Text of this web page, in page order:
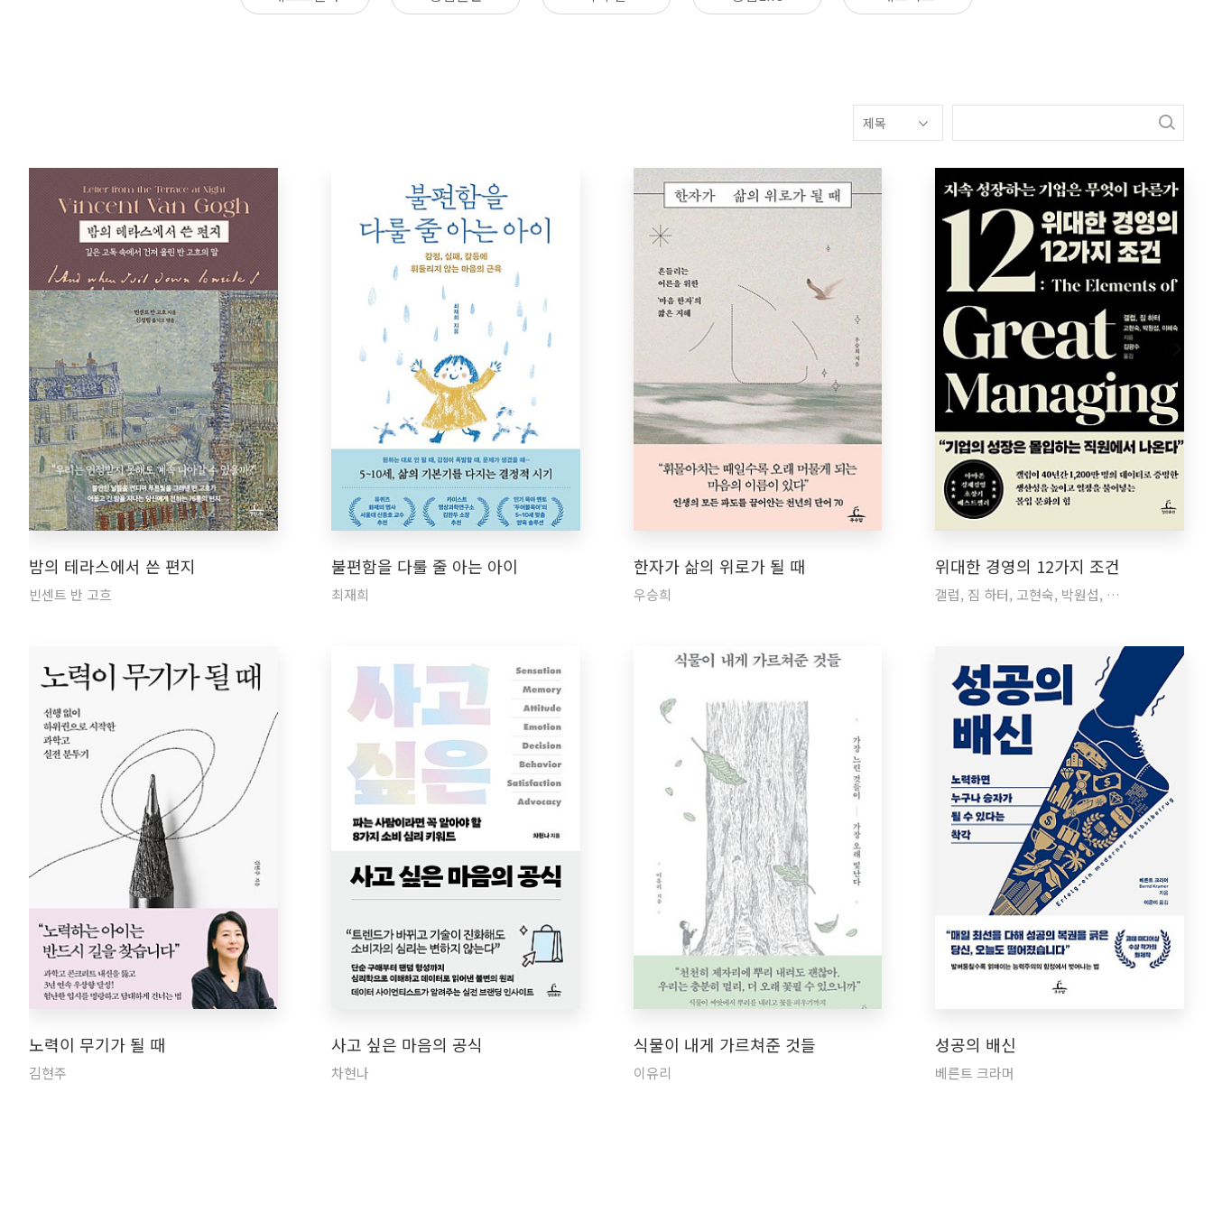
밤의 테라스에서 쓴 편지
빈센트 반 고흐
불편함을 다룰 줄 아는 아이
최재희
한자가 삶의 위로가 될 때
우승희
위대한 경영의 12가지 조건
갤럽, 짐 하터, 고현숙, 박원섭, …
노력이 무기가 될 때
김현주
사고 싶은 마음의 공식
차현나
식물이 내게 가르쳐준 것들
이유리
성공의 배신
베른트 크라머